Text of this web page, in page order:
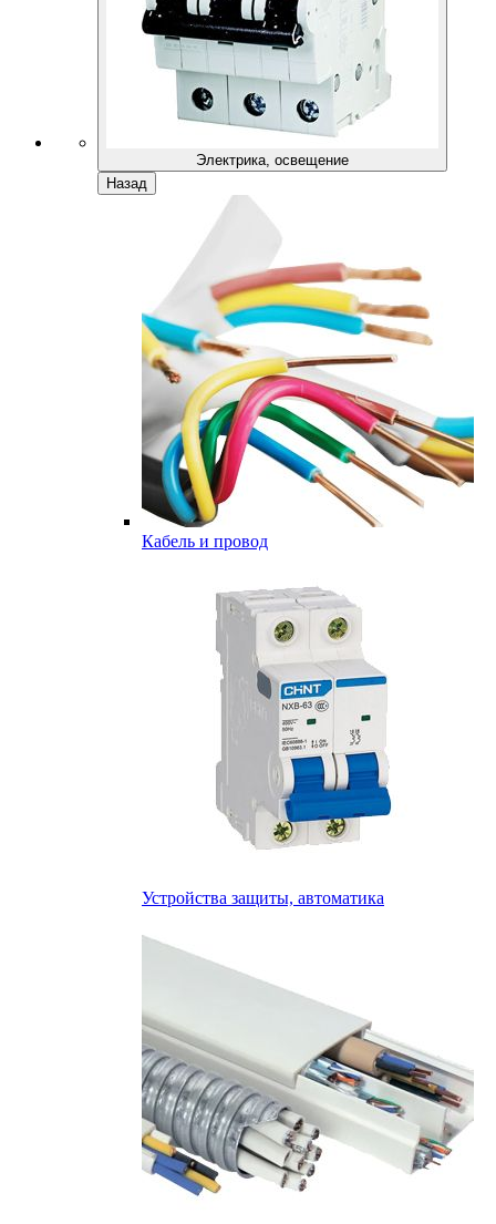
Электрика, освещение
Назад
Кабель и провод
Устройства защиты, автоматика